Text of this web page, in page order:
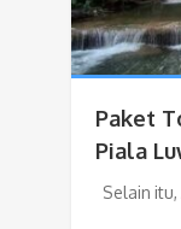
Paket
Piala
Selain